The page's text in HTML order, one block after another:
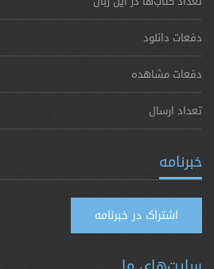
دفعات دانلود
دفعات مشاهده
تعداد ارسال
خبرنامه
اشتراک در خبرنامه